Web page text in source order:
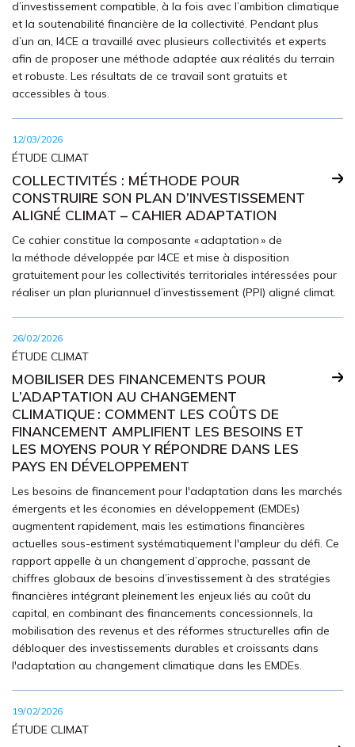
d’investissement compatible, à la fois avec l’ambition climatique
et la soutenabilité financière de la collectivité. Pendant plus
d’un an, I4CE a travaillé avec plusieurs collectivités et experts
afin de proposer une méthode adaptée aux réalités du terrain
et robuste. Les résultats de ce travail sont gratuits et
accessibles à tous.
12/03/2026
ÉTUDE CLIMAT
COLLECTIVITÉS : MÉTHODE POUR
CONSTRUIRE SON PLAN D’INVESTISSEMENT
ALIGNÉ CLIMAT – CAHIER ADAPTATION
Ce cahier constitue la composante « adaptation » de
la méthode développée par I4CE et mise à disposition
gratuitement pour les collectivités territoriales intéressées pour
réaliser un plan pluriannuel d’investissement (PPI) aligné climat.
26/02/2026
ÉTUDE CLIMAT
MOBILISER DES FINANCEMENTS POUR
L’ADAPTATION AU CHANGEMENT
CLIMATIQUE : COMMENT LES COÛTS DE
FINANCEMENT AMPLIFIENT LES BESOINS ET
LES MOYENS POUR Y RÉPONDRE DANS LES
PAYS EN DÉVELOPPEMENT
Les besoins de financement pour l'adaptation dans les marchés
émergents et les économies en développement (EMDEs)
augmentent rapidement, mais les estimations financières
actuelles sous-estiment systématiquement l'ampleur du défi. Ce
rapport appelle à un changement d’approche, passant de
chiffres globaux de besoins d’investissement à des stratégies
financières intégrant pleinement les enjeux liés au coût du
capital, en combinant des financements concessionnels, la
mobilisation des revenus et des réformes structurelles afin de
débloquer des investissements durables et croissants dans
l'adaptation au changement climatique dans les EMDEs.
19/02/2026
ÉTUDE CLIMAT